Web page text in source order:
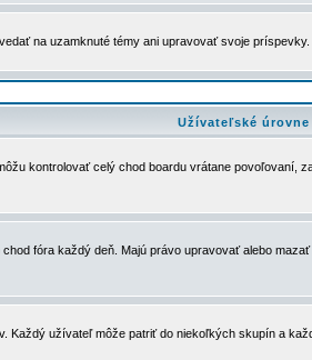
na uzamknuté témy ani upravovať svoje
Užívateľské
kontrolovať celý chod boardu vrátane
fóra každý deň. Majú právo upravovať alebo
užívateľ môže patriť do niekoľkých skupín a